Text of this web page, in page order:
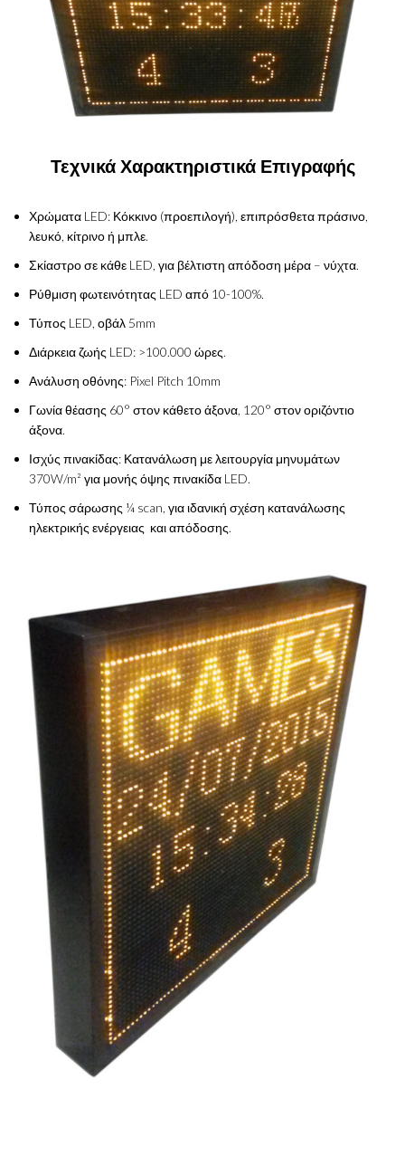
Τεχνικά Χαρακτηριστικά Επιγραφής
Χρώματα LED: Κόκκινο (προεπιλογή), επιπρόσθετα πράσινο,
λευκό, κίτρινο ή μπλε.
Σκίαστρο σε κάθε LED, για βέλτιστη απόδοση μέρα – νύχτα.
Ρύθμιση φωτεινότητας LED από 10-100%.
Τύπος LED, οβάλ 5mm
Διάρκεια ζωής LED: >100.000 ώρες.
Ανάλυση οθόνης: Pixel Pitch 10mm
Γωνία θέασης 60° στον κάθετο άξονα, 120° στον οριζόντιο
άξονα.
Ισχύς πινακίδας: Κατανάλωση με λειτουργία μηνυμάτων
370W/m² για μονής όψης πινακίδα LED.
Τύπος σάρωσης ¼ scan, για ιδανική σχέση κατανάλωσης
ηλεκτρικής ενέργειας και απόδοσης.